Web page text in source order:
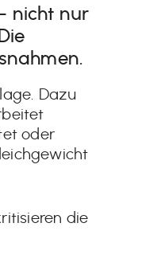
nicht nur
Dazu
oder
die